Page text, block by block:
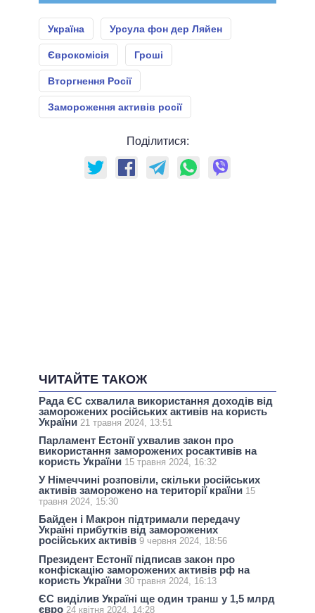
Україна Урсула фон дер Ляйен
Єврокомісія Гроші
Вторгнення Росії
Замороження активів росії
Поділитися:
ЧИТАЙТЕ ТАКОЖ
Рада ЄС схвалила використання доходів від
заморожених російських активів на користь
України 21 травня 2024, 13:51
Парламент Естонії ухвалив закон про
використання заморожених росактивів на
користь України 15 травня 2024, 16:32
У Німеччині розповіли, скільки російськиx
активів заморожено на території країни 15
травня 2024, 15:30
Байден і Макрон підтримали передачу
Україні прибутків від заморожених
російських активів 9 червня 2024, 18:56
Президент Естонії підписав закон про
конфіскацію заморожених активів рф на
користь України 30 травня 2024, 16:13
ЄС виділив Україні ще один транш у 1,5 млрд
євро 24 квітня 2024, 14:28